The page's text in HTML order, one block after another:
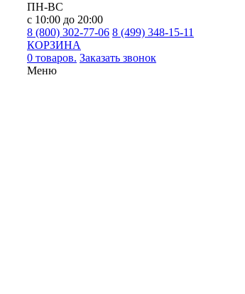
ПН-ВС
с 10:00 до 20:00
8 (800) 302-77-06 8 (499) 348-15-11
КОРЗИНА
0 товаров. Заказать звонок
Меню